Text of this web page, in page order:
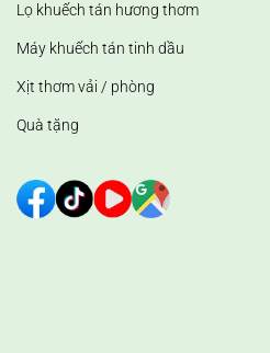
Lọ khuếch tán hương thơm
Máy khuếch tán tinh dầu
Xịt thơm vải / phòng
Quà tặng